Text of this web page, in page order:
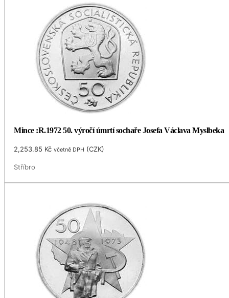
Mince :R.1972 50. výročí úmrtí sochaře Josefa Václava Myslbeka
2,253.85 Kč včetně DPH (CZK)
Stříbro